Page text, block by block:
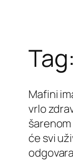
Tag:
Mafini
vrlo
će svi